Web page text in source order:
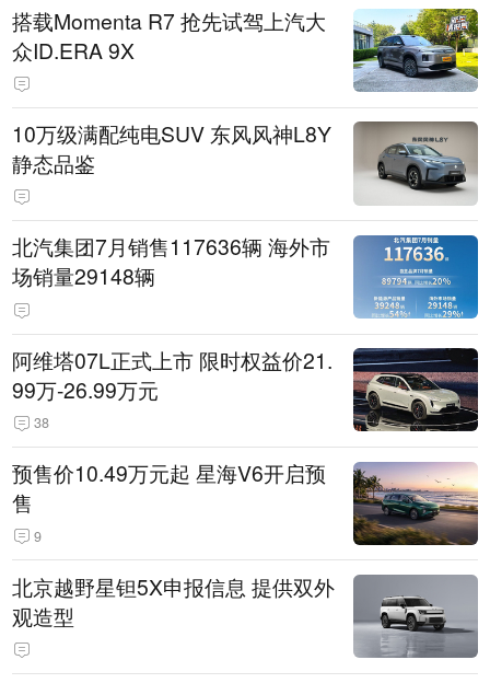
搭载Momenta R7 抢先试驾上汽大
众ID.ERA 9X
10万级满配纯电SUV 东风风神L8Y
静态品鉴
北汽集团7月销售117636辆 海外市
场销量29148辆
阿维塔07L正式上市 限时权益价21.
99万-26.99万元
38
预售价10.49万元起 星海V6开启预
售
9
北京越野星钽5X申报信息 提供双外
观造型